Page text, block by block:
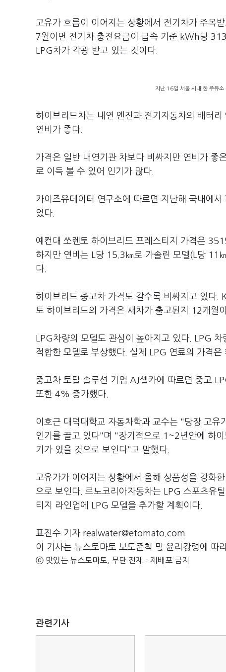
고유가 흐름이 이어지는 상황에서 전기차가 주목
7월이면 전기차 충전요금이 급속 기준 kWh당
LPG차가 각광 받고 있는 것이다.
지난 16일 서울 시내 한 주유소
하이브리드차는 내연 엔진과 전기자동차의 배터
연비가 좋다.
가격은 일반 내연기관 차보다 비싸지만 연비가
로 이득 볼 수 있어 인기가 많다.
카이즈유데이터 연구소에 따르면 지난해 국내에
었다.
예컨대 쏘렌토 하이브리드 프레스티지 가격은
하지만 연비는 L당 15.3㎞로 가솔린 모델(L당 11
다.
하이브리드 중고차 가격도 갈수록 비싸지고 있다.
토 하이브리드의 가격은 새차가 출고된지 12개월
LPG차량의 모델도 관심이 높아지고 있다. LPG
적합한 모델로 부상했다. 실제 LPG 연료의 가격은
중고차 토탈 솔루션 기업 AJ셀카에 따르면 중고
또한 4% 증가했다.
이호근 대덕대학교 자동차학과 교수는 "당장 고
인기를 끌고 있다"며 "장기적으로 1~2년안에 하
기가 있을 것으로 보인다"고 말했다.
고유가가 이어지는 상황에서 올해 상품성을 강화
으로 보인다. 르노코리아자동차는 LPG 스포츠유
티지 라인업에 LPG 모델을 추가할 계획이다.
표진수 기자 realwater@etomato.com
이 기사는 뉴스토마토 보도준칙 및 윤리강령에 따
ⓒ 맛있는 뉴스토마토, 무단 전재 - 재배포 금지
관련기사